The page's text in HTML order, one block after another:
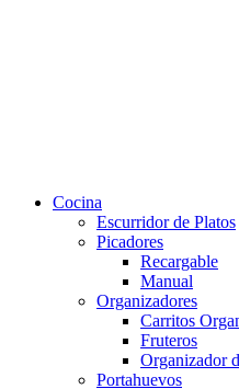
Cocina
Escurridor de Platos
Picadores
Recargable
Manual
Organizadores
Carritos
Fruteros
Organizador
Portahuevos